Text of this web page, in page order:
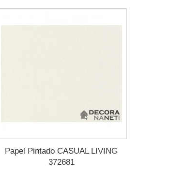
Papel Pintado CASUAL LIVING
372681